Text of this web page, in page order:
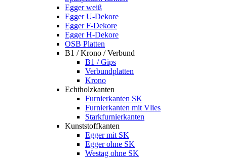
Egger weiß
Egger U-Dekore
Egger F-Dekore
Egger H-Dekore
OSB Platten
B1 / Krono / Verbund
B1 / Gips
Verbundplatten
Krono
Echtholzkanten
Furnierkanten SK
Furnierkanten mit Vlies
Starkfurnierkanten
Kunststoffkanten
Egger mit SK
Egger ohne SK
Westag ohne SK